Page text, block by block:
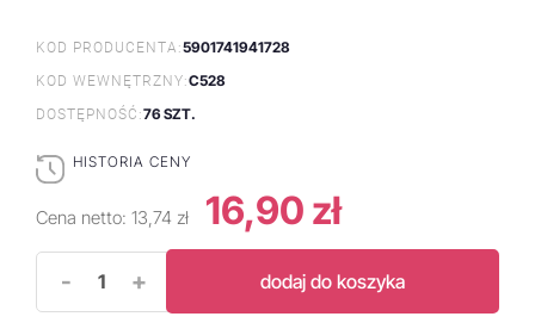
KOD PRODUCENTA:5901741941728
KOD WEWNĘTRZNY:C528
DOSTĘPNOŚĆ:76 SZT.
HISTORIA CENY
Cena netto: 13,74 zł 16,90 zł
- + dodaj do koszyka